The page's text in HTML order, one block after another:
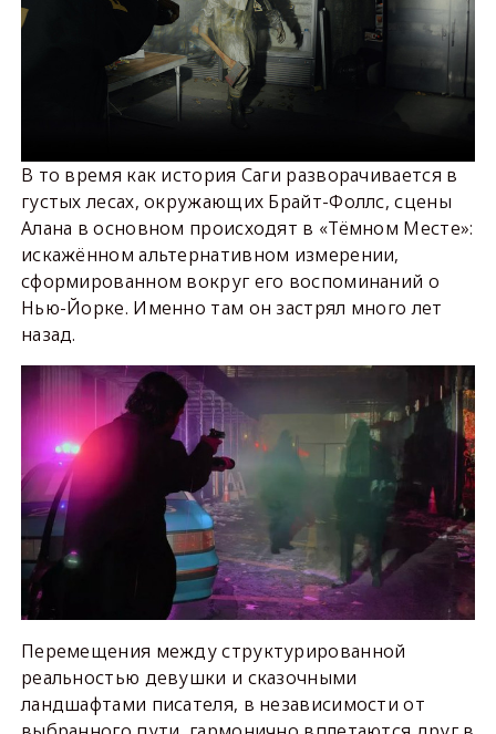
В то время как история Саги разворачивается в
густых лесах, окружающих Брайт-Фоллс, сцены
Алана в основном происходят в «Тёмном Месте»:
искажённом альтернативном измерении,
сформированном вокруг его воспоминаний о
Нью-Йорке. Именно там он застрял много лет
назад.
Перемещения между структурированной
реальностью девушки и сказочными
ландшафтами писателя, в независимости от